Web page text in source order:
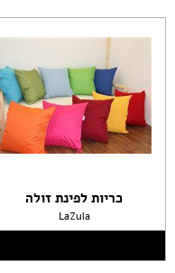
כריות לפינת זולה
LaZula